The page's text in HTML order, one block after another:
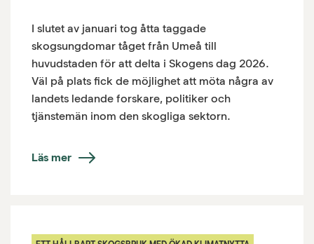
I slutet av januari tog åtta taggade
skogsungdomar tåget från Umeå till
huvudstaden för att delta i Skogens dag 2026.
Väl på plats fick de möjlighet att möta några av
landets ledande forskare, politiker och
tjänstemän inom den skogliga sektorn.
Läs mer